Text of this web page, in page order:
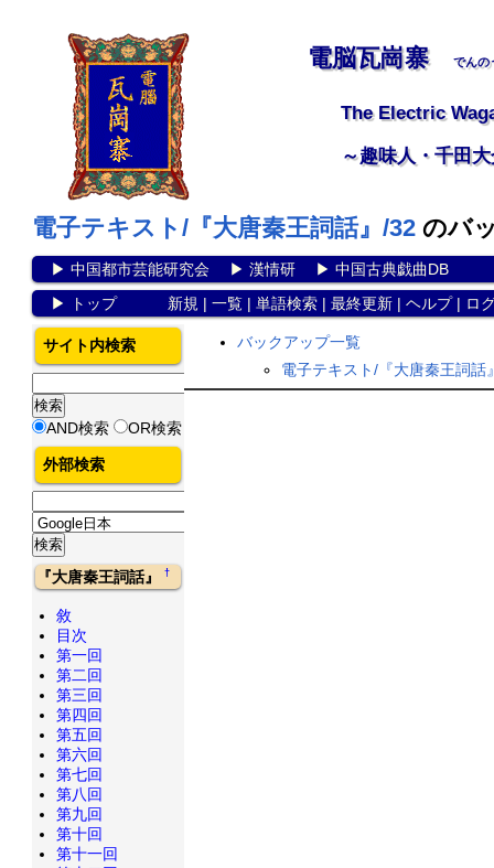
電脳瓦崗寨 でんの
The Electric
～趣味人・千田
電子テキスト/『大唐秦王詞話』/32 のバ
▶ 中国都市芸能研究会▶ 漢情研▶ 中国古典戯曲DB
▶
トップ 新規 | 一覧| 単語検索| 最終更新| ヘルプ| ロ
バックアップ一覧
電子テキスト/『大唐秦王詞話
サイト内検索
AND検索 OR検索
外部検索
『大唐秦王詞話』†
敘
目次
第一回
第二回
第三回
第四回
第五回
第六回
第七回
第八回
第九回
第十回
第十一回